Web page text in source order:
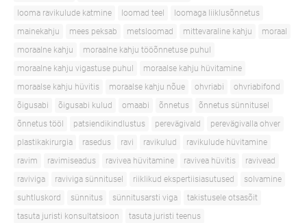
looma ravikulude katmine
loomad teel
loomaga liiklusõnnetus
mainekahju
mees peksab metsloomad mittevaraline kahju
moraal
moraalne kahju
moraalne kahju tööõnnetuse puhul
moraalne kahju vigastuse puhul
moraalse kahju hüvitamine
moraalse kahju hüvitis
moraalse kahju nõue ohvriabi
ohvriabifond
õigusabi
õigusabi kulud omaabi õnnetus
õnnetus sünnitusel
õnnetus tööl
patsiendikindlustus perevägivald
perevägivalla ohver
plastikakirurgia
rasedus ravi ravikulud
ravikulude hüvitamine
ravim
ravimiseadus ravivea hüvitamine ravivea hüvitis
ravivead
raviviga
raviviga sünnitusel riiklikud ekspertiisiasutused
solvamine
suhtluskord
sünnitus sünnitusarsti viga
takistusele otsasõit
tasuta juristi konsultatsioon
tasuta juristi teenus